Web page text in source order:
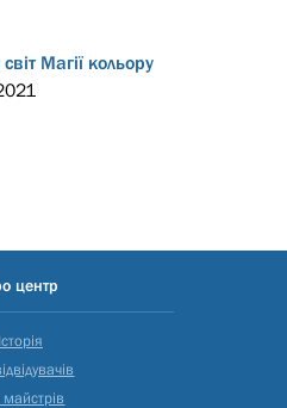
Магії кольору
центр
Історія